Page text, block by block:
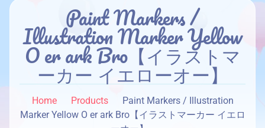
o
m
e
A
o
u
Paint Markers /
Illustration Marker Yellow
O er ark Bro【イラストマ
ーカー イエローオー】
Home Products
Paint Markers / Illustration
Marker Yellow O er ark Bro【イラストマーカー イエロ